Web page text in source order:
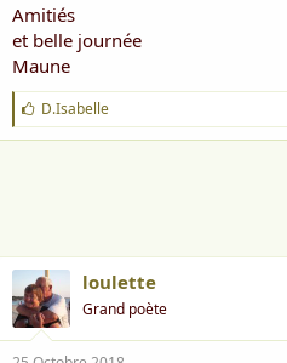
Amitiés
et belle journée
Maune
J
'
a
D.Isabelle
loulette
Grand poète